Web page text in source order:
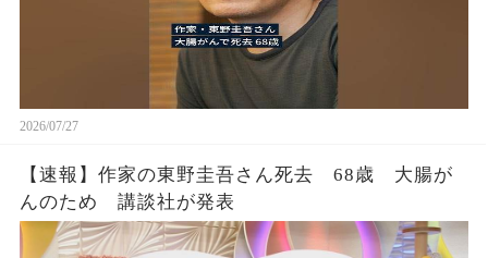
2026/07/27
【速報】作家の東野圭吾さん死去 68歳 大腸が
んのため 講談社が発表